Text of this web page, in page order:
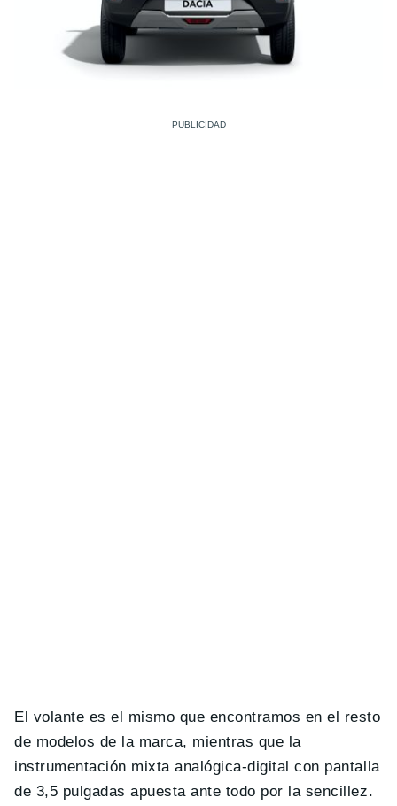
El volante es el mismo que encontramos en el resto
de modelos de la marca, mientras que la
instrumentación mixta analógica-digital con pantalla
de 3,5 pulgadas apuesta ante todo por la sencillez.